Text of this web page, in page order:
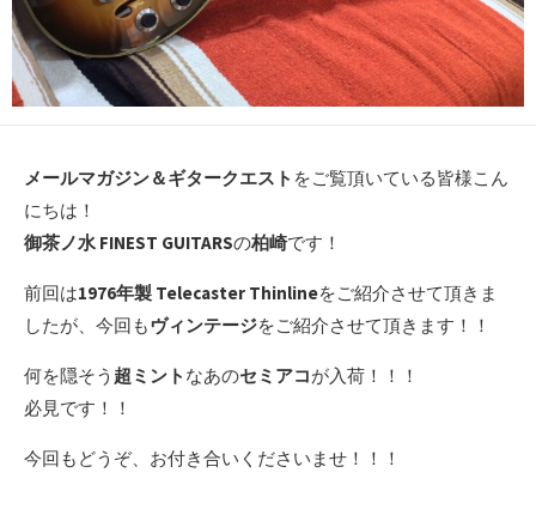
メールマガジン＆ギタークエスト をご覧頂いている皆様こん
にちは！
御茶ノ水 FINEST GUITARSの柏崎です！
前回は1976年製 Telecaster Thinlineをご紹介させて頂きま
したが、今回もヴィンテージをご紹介させて頂きます！！
何を隠そう 超ミント なあのセミアコが入荷！！！
必見です！！
今回もどうぞ、お付き合いくださいませ！！！